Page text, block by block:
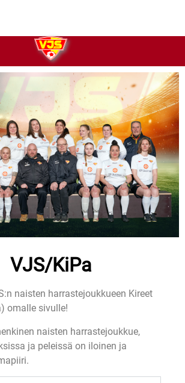
VJS/KiPa
naisten harrastejoukkueen Kireet
omalle sivulle!
naisten harrastejoukkue,
ja peleissä on iloinen ja